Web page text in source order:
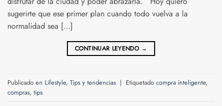
sugerirte que ese primer plan cuando todo vuelva a la
normalidad sea […]
CONTINUAR LEYENDO →
Publicado en Lifestyle, Tips y tendencias | Etiquetado compra inteligente,
compras, tips